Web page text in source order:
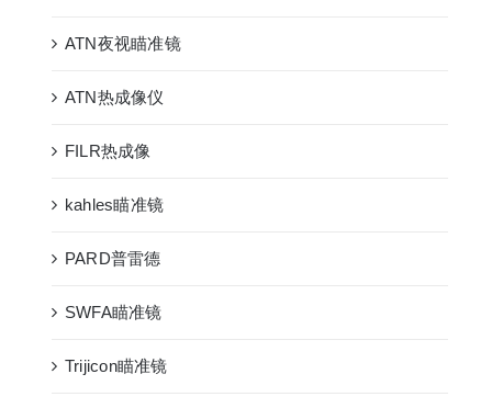
ATN夜视瞄准镜
ATN热成像仪
FILR热成像
kahles瞄准镜
PARD普雷德
SWFA瞄准镜
Trijicon瞄准镜